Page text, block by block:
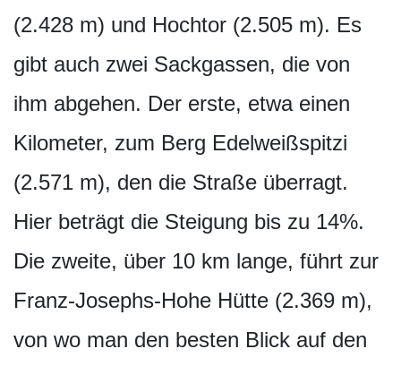
(2.428 m) und Hochtor (2.505 m). Es
gibt auch zwei Sackgassen, die von
ihm abgehen. Der erste, etwa einen
Kilometer, zum Berg Edelweißspitzi
(2.571 m), den die Straße überragt.
Hier beträgt die Steigung bis zu 14%.
Die zweite, über 10 km lange, führt zur
Franz-Josephs-Hohe Hütte (2.369 m),
von wo man den besten Blick auf den